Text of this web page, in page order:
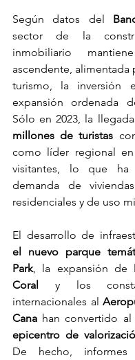
Según datos del
sector de la
inmobiliario
ascendente, alimentada
turismo, la inversión
expansión ordenada
Sólo en 2023, la
millones de turistas
como líder regional
visitantes, lo que ha
demanda de
residenciales y de uso
el nuevo parque
Park, la expansión de
Coral
y los
internacionales al
Cana
epicentro de
De hecho,